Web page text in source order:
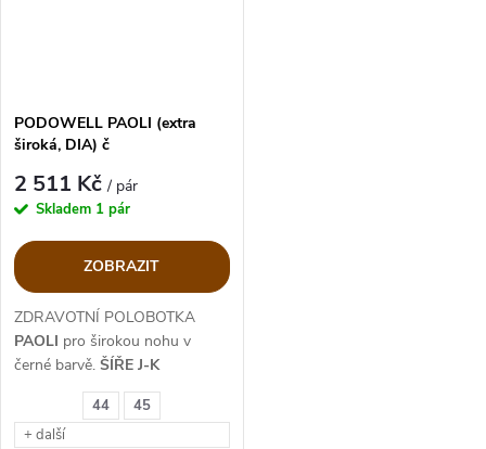
44
45
+ další
PODOWELL PAOLI (extra
široká, DIA) č
2 511 Kč/ pár
Skladem 1 pár
ZOBRAZIT
ZDRAVOTNÍ POLOBOTKA
PAOLI pro širokou nohu v
černé barvě. ŠÍŘE J-K